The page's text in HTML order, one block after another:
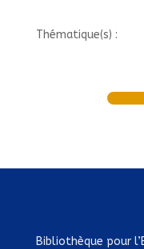
Thématique(s) :
Bibliothèque pour